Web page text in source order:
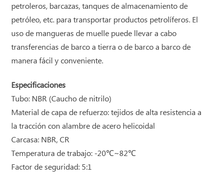
petroleros, barcazas, tanques de almacenamiento de
petróleo, etc. para transportar productos petrolíferos. El
uso de mangueras de muelle puede llevar a cabo
transferencias de barco a tierra o de barco a barco de
manera fácil y conveniente.
Especificaciones
Tubo: NBR (Caucho de nitrilo)
Material de capa de refuerzo: tejidos de alta resistencia a
la tracción con alambre de acero helicoidal
Carcasa: NBR, CR
Temperatura de trabajo: -20℃~82℃
Factor de seguridad: 5:1